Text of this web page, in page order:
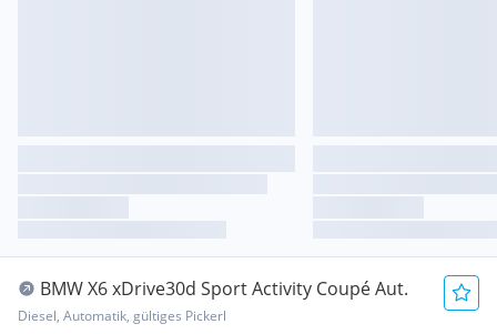
BMW X6 xDrive30d Sport Activity Coupé Aut.
Diesel, Automatik, gültiges Pickerl